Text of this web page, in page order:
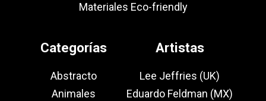
Materiales Eco-friendly
Categorías
Abstracto
Animales
Artistas
Lee Jeffries (UK)
Eduardo Feldman (MX)